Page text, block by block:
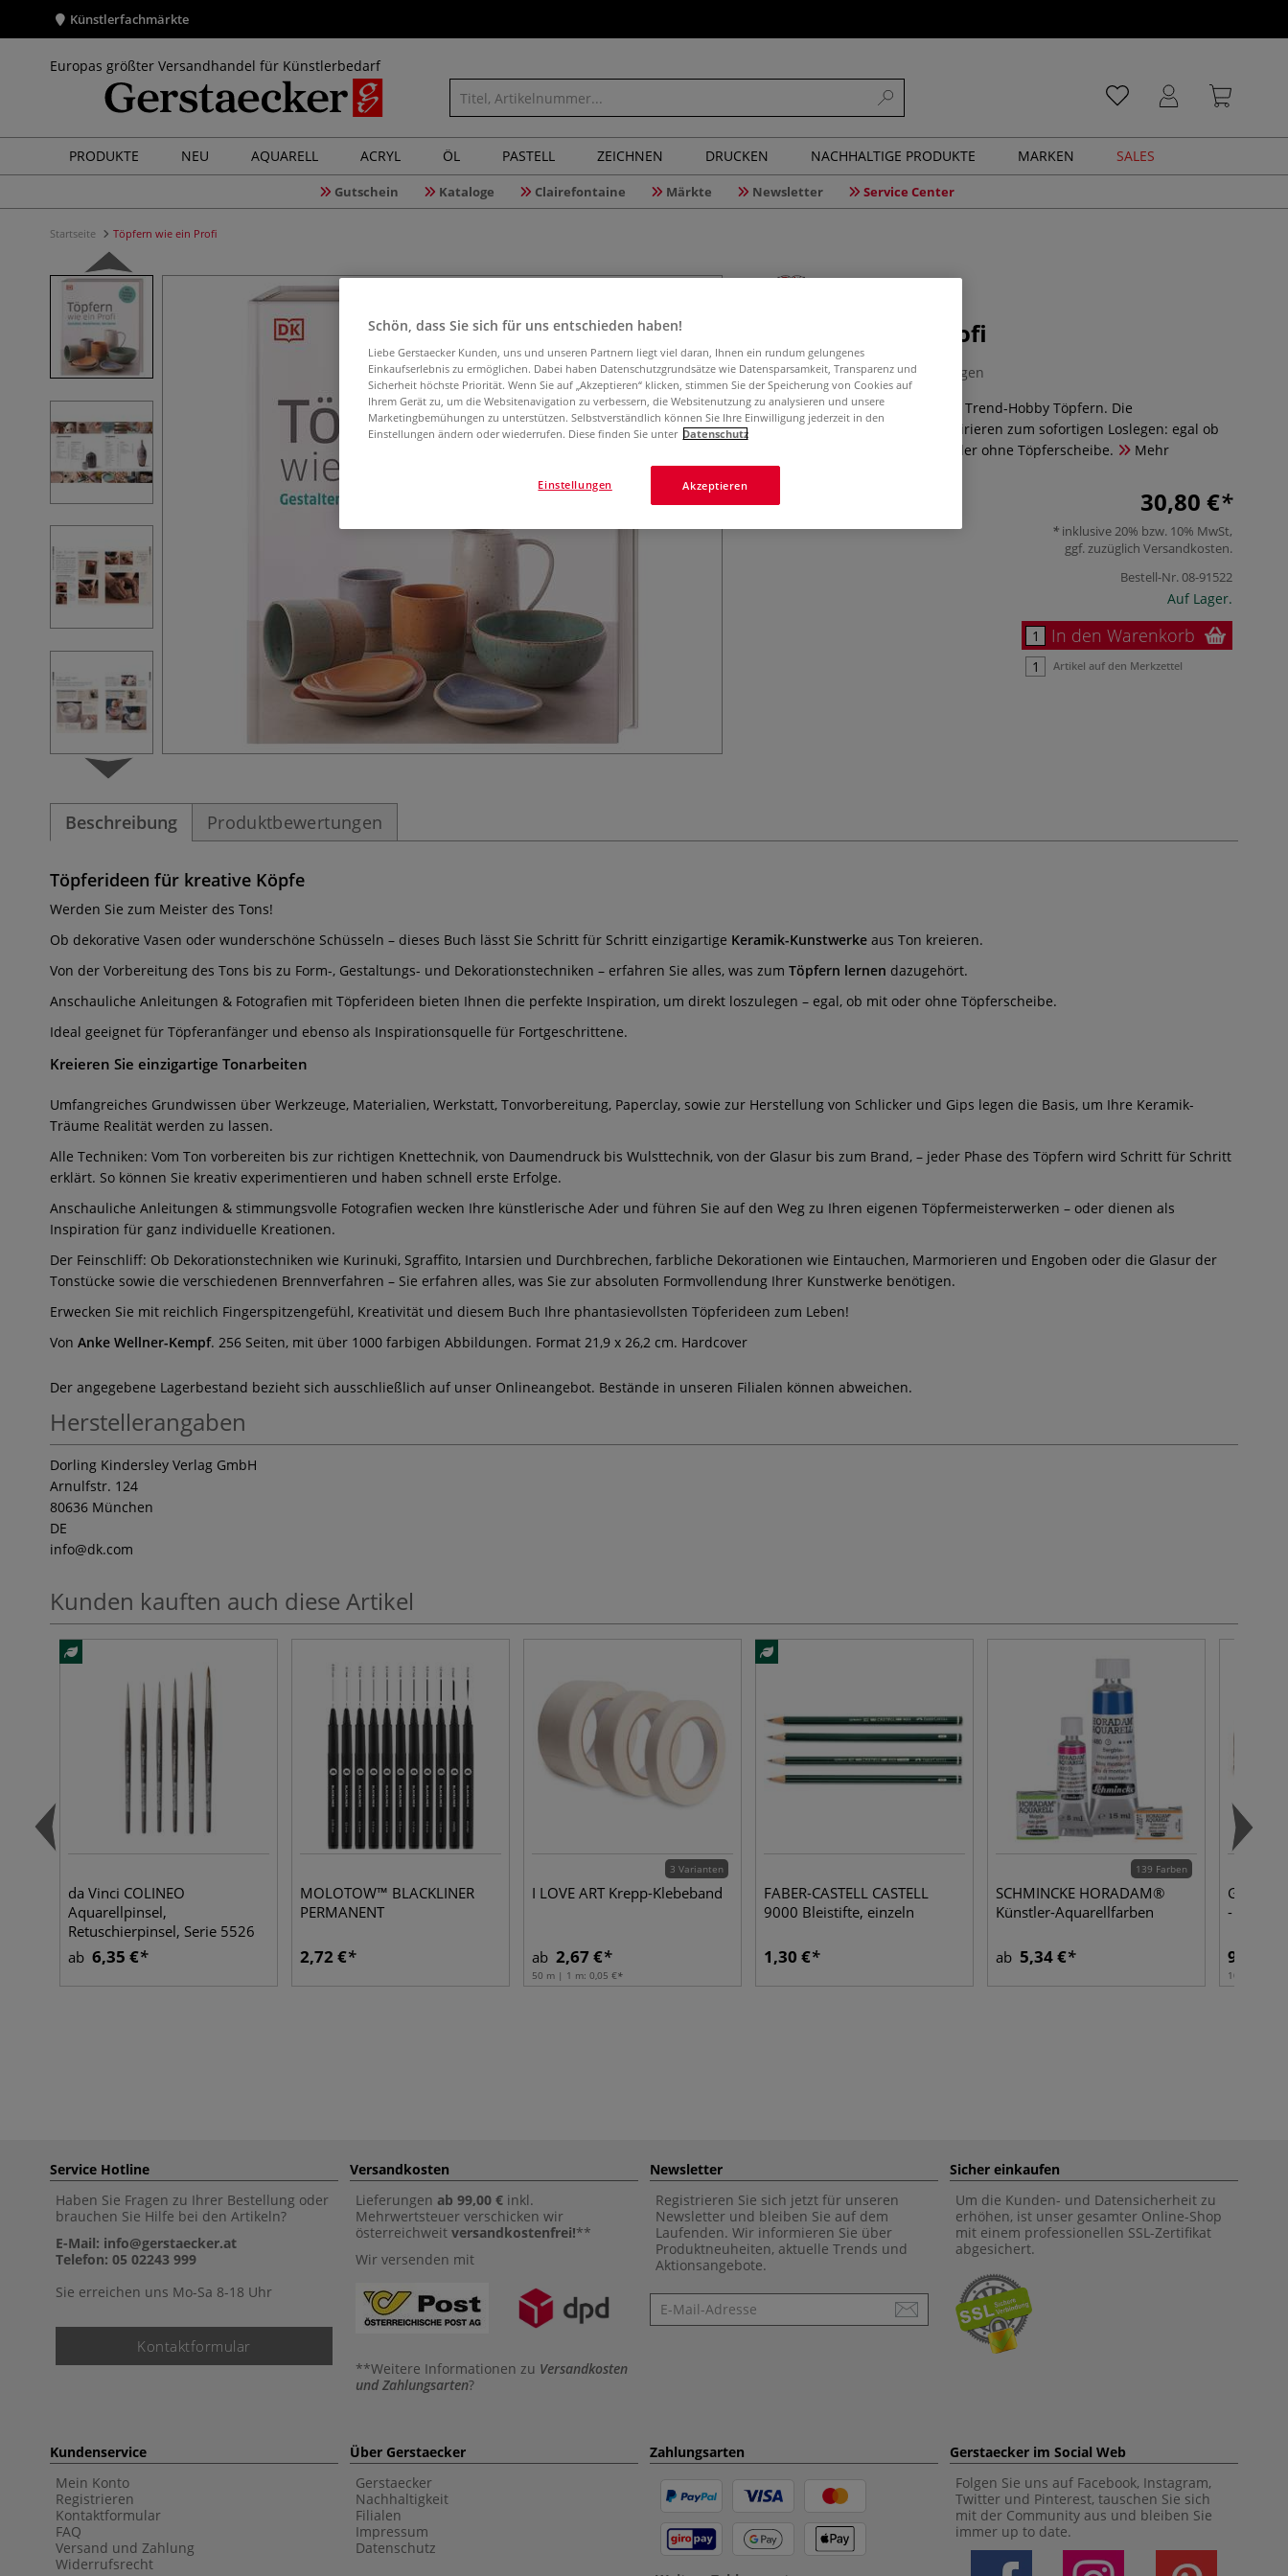
Künstlerfachmärkte
Europas größter Versandhandel für Künstlerbedarf
PRODUKTE NEU AQUARELL ACRYL ÖL PASTELL ZEICHNEN DRUCKEN NACHHALTIGE PRODUKTE MARKEN SALES
Gutschein Kataloge Clairefontaine Märkte Newsletter Service Center
Startseite Töpfern wie ein Profi
Töpfern wie ein Profi
0 Bewertungen
Das ultimative Handbuch für das Trend-Hobby Töpfern. Die
wunderschönen Fotografien inspirieren zum sofortigen Loslegen: egal ob
Vase oder Schale – egal ob mit oder ohne Töpferscheibe.
Mehr
30,80 €
inklusive 20% bzw. 10% MwSt,
ggf. zuzüglich Versandkosten.
Bestell-Nr.08-91522
Auf Lager.
In den Warenkorb
Artikel auf den Merkzettel
Beschreibung Produktbewertungen
Töpferideen für kreative Köpfe
Werden Sie zum Meister des Tons!
Ob dekorative Vasen oder wunderschöne Schüsseln – dieses Buch lässt Sie Schritt für Schritt einzigartige Keramik-Kunstwerke aus Ton kreieren.
Von der Vorbereitung des Tons bis zu Form-, Gestaltungs- und Dekorationstechniken – erfahren Sie alles, was zum Töpfern lernen dazugehört.
Anschauliche Anleitungen & Fotografien mit Töpferideen bieten Ihnen die perfekte Inspiration, um direkt loszulegen – egal, ob mit oder ohne Töpferscheibe.
Ideal geeignet für Töpferanfänger und ebenso als Inspirationsquelle für Fortgeschrittene.
Kreieren Sie einzigartige Tonarbeiten
Umfangreiches Grundwissen über Werkzeuge, Materialien, Werkstatt, Tonvorbereitung, Paperclay, sowie zur Herstellung von Schlicker und Gips legen die Basis, um Ihre Keramik-
Träume Realität werden zu lassen.
Alle Techniken: Vom Ton vorbereiten bis zur richtigen Knettechnik, von Daumendruck bis Wulsttechnik, von der Glasur bis zum Brand, – jeder Phase des Töpfern wird Schritt für Schritt
erklärt. So können Sie kreativ experimentieren und haben schnell erste Erfolge.
Anschauliche Anleitungen & stimmungsvolle Fotografien wecken Ihre künstlerische Ader und führen Sie auf den Weg zu Ihren eigenen Töpfermeisterwerken – oder dienen als
Inspiration für ganz individuelle Kreationen.
Der Feinschliff: Ob Dekorationstechniken wie Kurinuki, Sgraffito, Intarsien und Durchbrechen, farbliche Dekorationen wie Eintauchen, Marmorieren und Engoben oder die Glasur der
Tonstücke sowie die verschiedenen Brennverfahren – Sie erfahren alles, was Sie zur absoluten Formvollendung Ihrer Kunstwerke benötigen.
Erwecken Sie mit reichlich Fingerspitzengefühl, Kreativität und diesem Buch Ihre phantasievollsten Töpferideen zum Leben!
Von Anke Wellner-Kempf. 256 Seiten, mit über 1000 farbigen Abbildungen. Format 21,9 x 26,2 cm. Hardcover
Der angegebene Lagerbestand bezieht sich ausschließlich auf unser Onlineangebot. Bestände in unseren Filialen können abweichen.
Herstellerangaben
Dorling Kindersley Verlag GmbH
Arnulfstr. 124
80636 München
DE
info@dk.com
Kunden kauften auch diese Artikel
da Vinci COLINEO
Aquarellpinsel,
Retuschierpinsel, Serie 5526
ab 6,35 €
MOLOTOW™ BLACKLINER
PERMANENT
2,72 €
3 Varianten
I LOVE ART Krepp-Klebeband
ab 2,67 €
50 m | 1 m: 0,05 €
FABER-CASTELL CASTELL
9000 Bleistifte, einzeln
1,30 €
139 Farben
SCHMINCKE HORADAM®
Künstler-Aquarellfarben
ab 5,34 €
-
9,13 €
10 kg | 1 kg:
Service Hotline
Haben Sie Fragen zu Ihrer Bestellung oder
brauchen Sie Hilfe bei den Artikeln?
E-Mail: info@gerstaecker.at
Telefon: 05 02243 999
Sie erreichen uns Mo-Sa 8-18 Uhr
Kontaktformular
Versandkosten
Lieferungen ab 99,00 € inkl.
Mehrwertsteuer verschicken wir
österreichweit versandkostenfrei!**
Wir versenden mit
**Weitere Informationen zu Versandkosten
und Zahlungsarten?
Newsletter
Registrieren Sie sich jetzt für unseren
Newsletter und bleiben Sie auf dem
Laufenden. Wir informieren Sie über
Produktneuheiten, aktuelle Trends und
Aktionsangebote.
Newsletter
Sicher einkaufen
Um die Kunden- und Datensicherheit zu
erhöhen, ist unser gesamter Online-Shop
mit einem professionellen SSL-Zertifikat
abgesichert.
Kundenservice
Mein Konto
Registrieren
Kontaktformular
FAQ
Versand und Zahlung
Widerrufsrecht
Über Gerstaecker
Gerstaecker
Nachhaltigkeit
Filialen
Impressum
Datenschutz
Zahlungsarten
Gerstaecker im Social Web
Folgen Sie uns auf Facebook, Instagram,
Twitter und Pinterest, tauschen Sie sich
mit der Community aus und bleiben Sie
immer up to date.
Schön, dass Sie sich für uns entschieden haben!
Liebe Gerstaecker Kunden, uns und unseren Partnern liegt viel daran, Ihnen ein rundum gelungenes
Einkaufserlebnis zu ermöglichen. Dabei haben Datenschutzgrundsätze wie Datensparsamkeit, Transparenz und
Sicherheit höchste Priorität. Wenn Sie auf „Akzeptieren“ klicken, stimmen Sie der Speicherung von Cookies auf
Ihrem Gerät zu, um die Websitenavigation zu verbessern, die Websitenutzung zu analysieren und unsere
Marketingbemühungen zu unterstützen. Selbstverständlich können Sie Ihre Einwilligung jederzeit in den
Einstellungen ändern oder wiederrufen. Diese finden Sie unter Datenschutz
Akzeptieren
Einstellungen